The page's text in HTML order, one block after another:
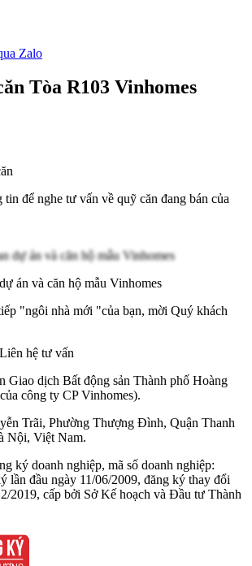
Zalo
Tòa R103 Vinhomes
để nghe tư vấn về quỹ căn đang bán của
án và căn hộ mẫu Vinhomes
"ngôi nhà mới "của bạn, mời Quý khách
Liên hệ tư vấn
Giao dịch Bất động sản Thành phố Hoàng
công ty CP Vinhomes).
Trãi, Phường Thượng Đình, Quận Thanh
Nội, Việt Nam.
ký doanh nghiệp, mã số doanh nghiệp:
lần đầu ngày 11/06/2009, đăng ký thay đổi
2019, cấp bởi Sở Kế hoạch và Đầu tư Thành